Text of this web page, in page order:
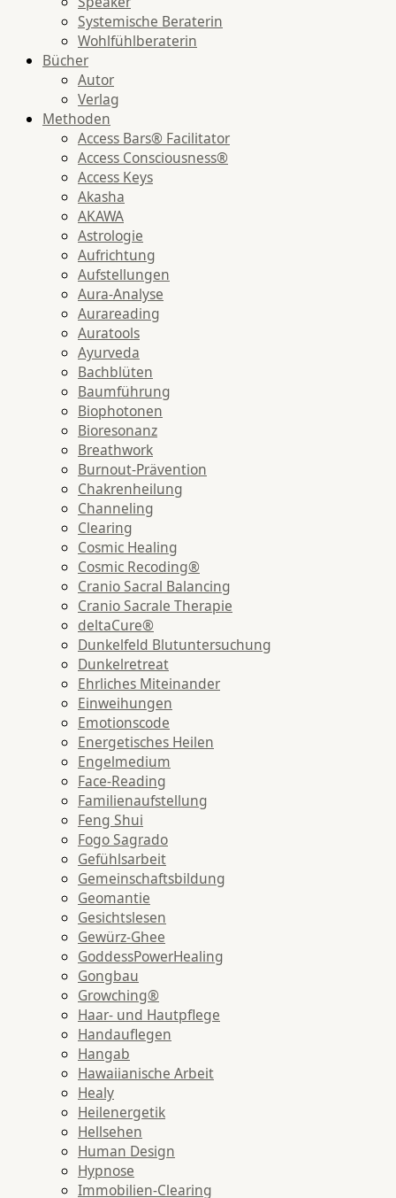
Systemische Beraterin
Wohlfühlberaterin
Bücher
Autor
Verlag
Methoden
Access Bars® Facilitator
Access Consciousness®
Access Keys
Akasha
AKAWA
Astrologie
Aufrichtung
Aufstellungen
Aura-Analyse
Aurareading
Auratools
Ayurveda
Bachblüten
Baumführung
Biophotonen
Bioresonanz
Breathwork
Burnout-Prävention
Chakrenheilung
Channeling
Clearing
Cosmic Healing
Cosmic Recoding®
Cranio Sacral Balancing
Cranio Sacrale Therapie
deltaCure®
Dunkelfeld Blutuntersuchung
Dunkelretreat
Ehrliches Miteinander
Einweihungen
Emotionscode
Energetisches Heilen
Engelmedium
Face-Reading
Familienaufstellung
Feng Shui
Fogo Sagrado
Gefühlsarbeit
Gemeinschaftsbildung
Geomantie
Gesichtslesen
Gewürz-Ghee
GoddessPowerHealing
Gongbau
Growching®
Haar- und Hautpflege
Handauflegen
Hangab
Hawaiianische Arbeit
Healy
Heilenergetik
Hellsehen
Human Design
Hypnose
Immobilien-Clearing